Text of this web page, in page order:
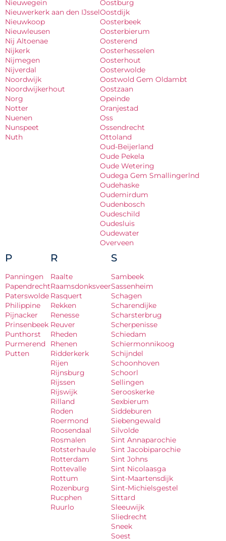
Nieuwegein
Nieuwerkerk aan den IJssel
Nieuwkoop
Nieuwleusen
Nij Altoenae
Nijkerk
Nijmegen
Nijverdal
Noordwijk
Noordwijkerhout
Norg
Notter
Nuenen
Nunspeet
Nuth
Oostburg
Oostdijk
Oosterbeek
Oosterbierum
Oosterend
Oosterhesselen
Oosterhout
Oosterwolde
Oostwold Gem Oldambt
Oostzaan
Opeinde
Oranjestad
Oss
Ossendrecht
Ottoland
Oud-Beijerland
Oude Pekela
Oude Wetering
Oudega Gem Smallingerlnd
Oudehaske
Oudemirdum
Oudenbosch
Oudeschild
Oudesluis
Oudewater
Overveen
P
Panningen
Papendrecht
Paterswolde
Philippine
Pijnacker
Prinsenbeek
Punthorst
Purmerend
Putten
R
Raalte
Raamsdonksveer
Rasquert
Rekken
Renesse
Reuver
Rheden
Rhenen
Ridderkerk
Rijen
Rijnsburg
Rijssen
Rijswijk
Rilland
Roden
Roermond
Roosendaal
Rosmalen
Rotsterhaule
Rotterdam
Rottevalle
Rottum
Rozenburg
Rucphen
Ruurlo
S
Sambeek
Sassenheim
Schagen
Scharendijke
Scharsterbrug
Scherpenisse
Schiedam
Schiermonnikoog
Schijndel
Schoonhoven
Schoorl
Sellingen
Serooskerke
Sexbierum
Siddeburen
Siebengewald
Silvolde
Sint Annaparochie
Sint Jacobiparochie
Sint Johns
Sint Nicolaasga
Sint-Maartensdijk
Sint-Michielsgestel
Sittard
Sleeuwijk
Sliedrecht
Sneek
Soest